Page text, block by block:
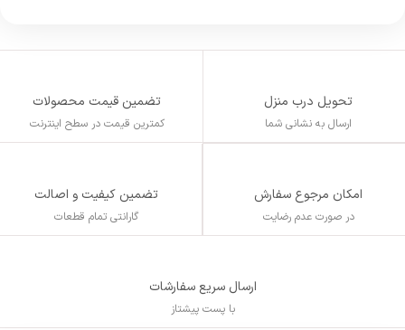
تحویل درب منزل
ارسال به نشانی شما
تضمین قیمت محصولات
کمترین قیمت در سطح اینترنت
امکان مرجوع سفارش
در صورت عدم رضایت
تضمین کیفیت و اصالت
گارانتی تمام قطعات
ارسال سریع سفارشات
با پست پیشتاز